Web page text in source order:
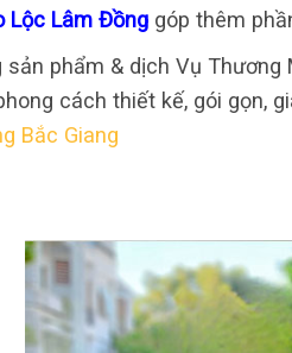
Lộc Lâm Đồng góp thêm
phẩm & dịch Vụ
cách thiết kế, gói gọn,
Bắc Giang